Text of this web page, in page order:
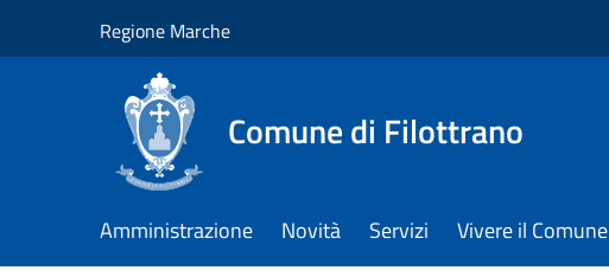
Regione Marche
Comune di Filottrano
Amministrazione Novità Servizi Vivere il Comune